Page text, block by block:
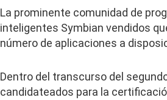
La prominente comunidad de
inteligentes Symbian vendidos
número de aplicaciones a
Dentro del transcurso del
candidateados para la